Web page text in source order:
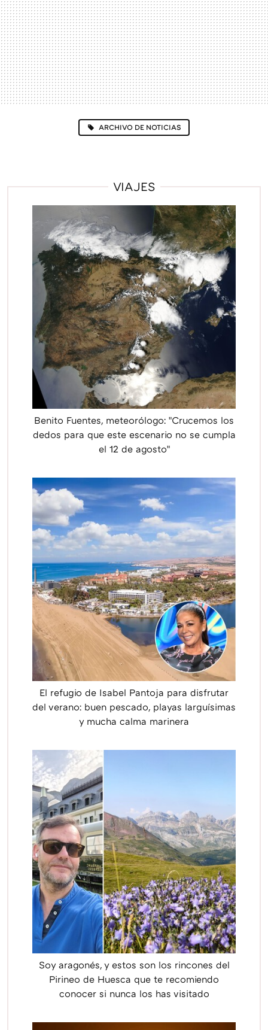
ARCHIVO DE NOTICIAS
VIAJES
Benito Fuentes, meteorólogo: "Crucemos los
dedos para que este escenario no se cumpla
el 12 de agosto"
El refugio de Isabel Pantoja para disfrutar
del verano: buen pescado, playas larguísimas
y mucha calma marinera
Soy aragonés, y estos son los rincones del
Pirineo de Huesca que te recomiendo
conocer si nunca los has visitado